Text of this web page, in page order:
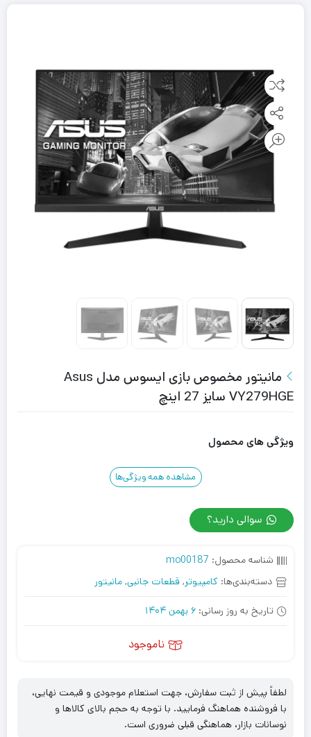
مانیتور مخصوص بازی ایسوس مدل Asus
VY279HGE سایز 27 اینچ
ویژگی های محصول
مشاهده همه ویژگی‌ها
سوالی دارید؟
شناسه محصول: mo00187
دسته‌بندی‌ها: کامپیوتر, قطعات جانبی, مانیتور
تاریخ به روز رسانی: 6 بهمن 1404
ناموجود
لطفاً پیش از ثبت سفارش، جهت استعلام موجودی و قیمت نهایی،
با فروشنده هماهنگ فرمایید. با توجه به حجم بالای کالاها و
نوسانات بازار، هماهنگی قبلی ضروری است.